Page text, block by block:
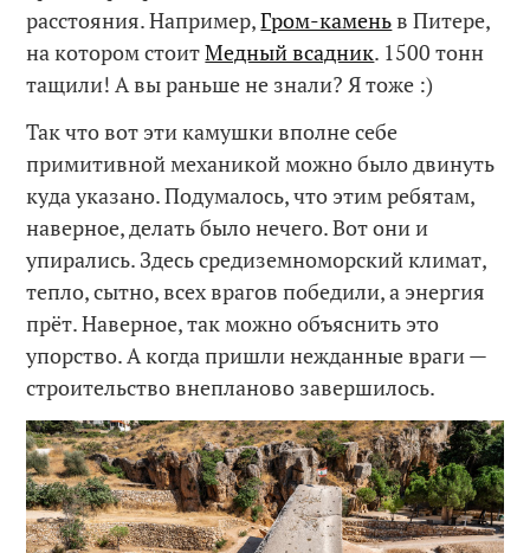
расстояния. Например,Гром-каменьв Питере,
на котором стоитМедный всадник. 1500 тонн
тащили! А вы раньше не знали? Я тоже :)
Так что вот эти камушки вполне себе
примитивной механикой можно было двинуть
куда указано. Подумалось, что этим ребятам,
наверное, делать было нечего. Вот они и
упирались. Здесь средиземноморский климат,
тепло, сытно, всех врагов победили, а энергия
прёт. Наверное, так можно объяснить это
упорство. А когда пришли нежданные враги —
строительство внепланово завершилось.